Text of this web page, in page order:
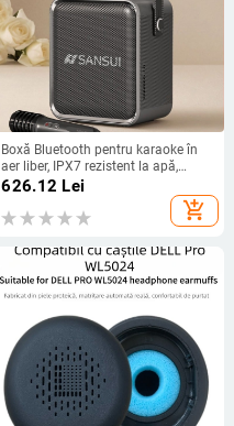
Boxă Bluetooth pentru karaoke în
aer liber, IPX7 rezistent la apă,
baterie încorporată 6000mAh, 50W
626.12 Lei
add_shopping_cart